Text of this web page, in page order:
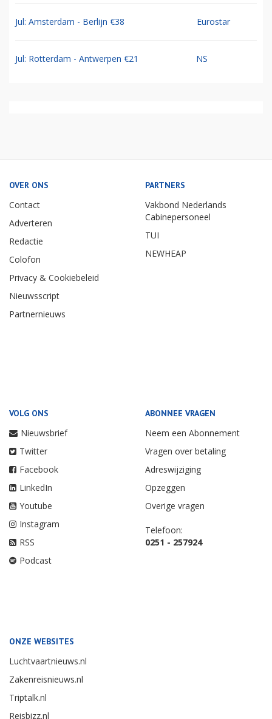
Jul: Amsterdam - Berlijn €38 Eurostar
Jul: Rotterdam - Antwerpen €21 NS
OVER ONS
Contact
Adverteren
Redactie
Colofon
Privacy & Cookiebeleid
Nieuwsscript
Partnernieuws
PARTNERS
Vakbond Nederlands
Cabinepersoneel
TUI
NEWHEAP
VOLG ONS
Nieuwsbrief
Twitter
Facebook
LinkedIn
Youtube
Instagram
RSS
Podcast
ABONNEE VRAGEN
Neem een Abonnement
Vragen over betaling
Adreswijziging
Opzeggen
Overige vragen
Telefoon:
0251 - 257924
ONZE WEBSITES
Luchtvaartnieuws.nl
Zakenreisnieuws.nl
Triptalk.nl
Reisbizz.nl